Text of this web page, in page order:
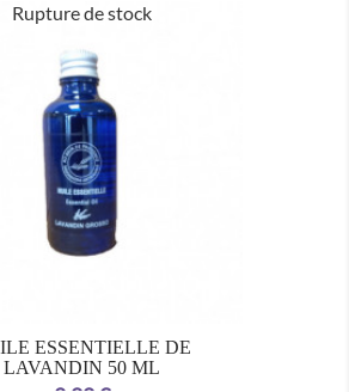
Rupture de stock
ESSENTIELLE DE
LAVANDIN 50 ML